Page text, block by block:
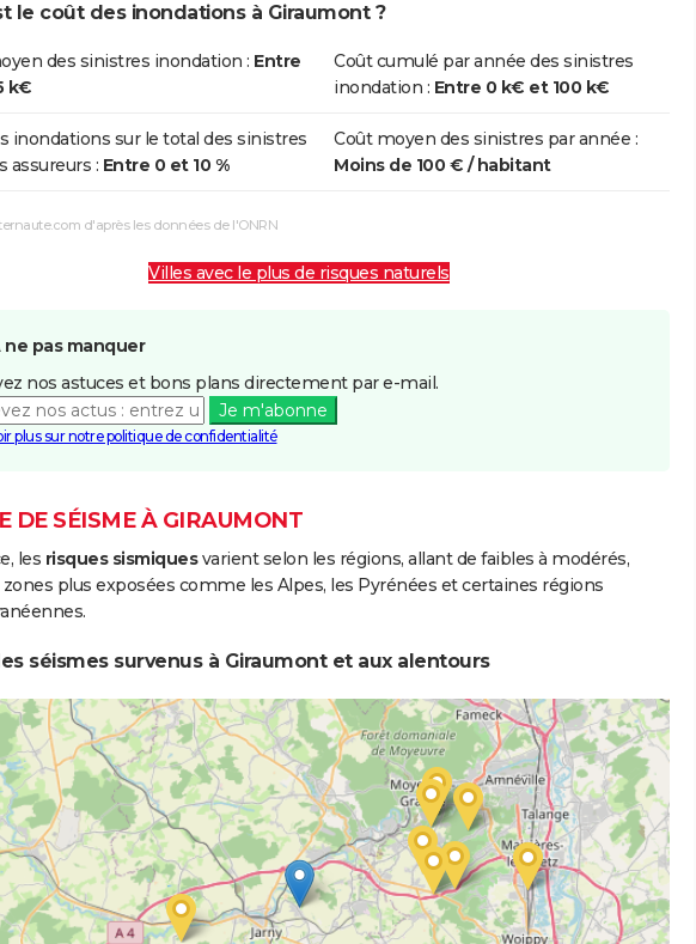
le coût des inondations à Giraumont ?
des sinistres inondation : Entre
k€
Coût cumulé par année des sinistres
inondation : Entre 0 k€ et 100 k€
inondations sur le total des sinistres
assureurs : Entre 0 et 10 %
Coût moyen des sinistres par année :
Moins de 100 € / habitant
d'après les données de l'ONRN
Villes avec le plus de risques naturels
ne pas manquer
nos astuces et bons plans directement par e-mail.
Je m'abonne
plus sur notre politique de confidentialité
DE SÉISME À GIRAUMONT
les risques sismiquesvarient selon les régions, allant de faibles à modérés,
zones plus exposées comme les Alpes, les Pyrénées et certaines régions
séismes survenus à Giraumont et aux alentours